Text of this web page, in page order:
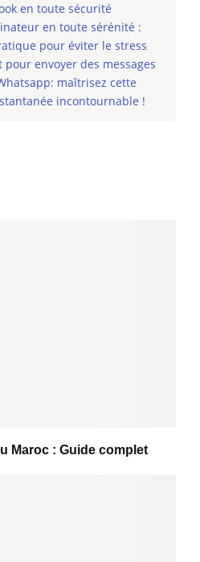
en toute sécurité
en toute sérénité :
pour éviter le stress
pour envoyer des messages
maîtrisez cette
incontournable !
Maroc : Guide complet